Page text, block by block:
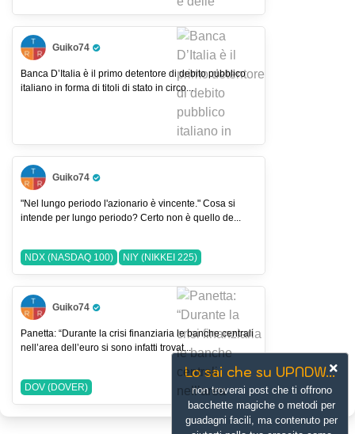
Guiko74
Pro Trader
Banca D’Italia è il primo detentore di debito pubblico
italiano in forma di titoli di stato in circo...
Guiko74
Pro Trader
"Nel lungo periodo l'azionario è vincente." Cosa si
intende per lungo periodo? Certo non è quello de...
NDX (NASDAQ 100) NIY (NIKKEI 225)
Guiko74
Pro Trader
Panetta: “Durante la crisi finanziaria le banche centrali
nell’area dell’euro si sono infatti trovat...
DOV (DOVER)
Lo sai che su UPNDW...
non troverai post che ti offrono
bacchette magiche o metodi per
guadagni facili, ma contenuto per